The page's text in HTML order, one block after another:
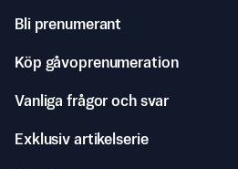
Bli prenumerant
Köp gåvoprenumeration
Vanliga frågor och svar
Exklusiv artikelserie